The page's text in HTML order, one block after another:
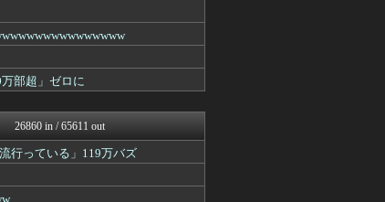
ルファルファモザイク＠ネ...
ンテンツ・声優 | ラブ...
東方スレ観測所
学ニュースnwk
資ちゃんねる
バイク速報
れからの出来事() アイ...
イドル・女子アナ★吟じま...
んじぇいスタジアム＠なん...
部超」ゼロに
26860 in / 65611 out
行っている」119万バズ